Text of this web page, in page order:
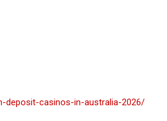
deposit-casinos-in-australia-2026/